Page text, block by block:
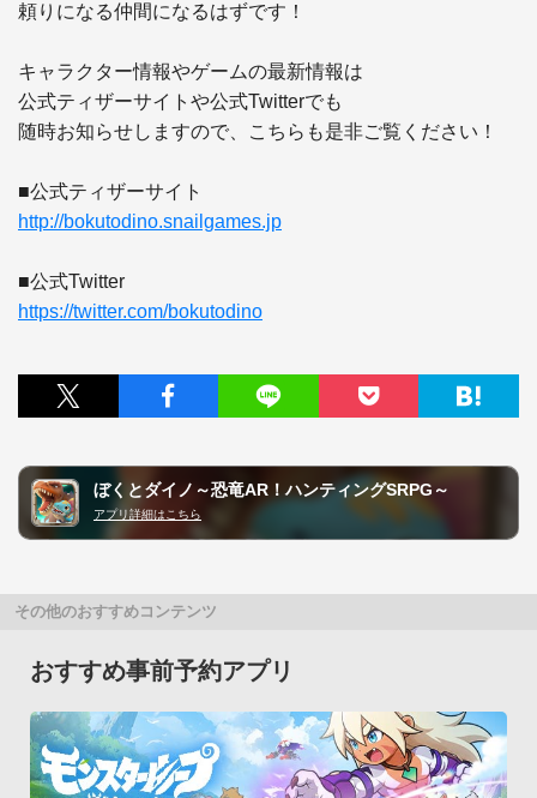
頼りになる仲間になるはずです！
キャラクター情報やゲームの最新情報は
公式ティザーサイトや公式Twitterでも
随時お知らせしますので、こちらも是非ご覧ください！
http://bokutodino.snailgames.jp
https://twitter.com/bokutodino
ぼくとダイノ～恐竜AR！ハンティングSRPG～
アプリ詳細はこちら
その他のおすすめコンテンツ
おすすめ事前予約アプリ